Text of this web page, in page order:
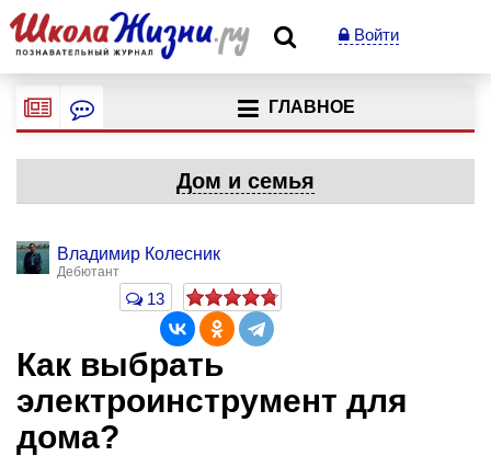
Войти
ГЛАВНОЕ
Дом и семья
Владимир Колесник
Дебютант
13
Как выбрать
электроинструмент для
дома?